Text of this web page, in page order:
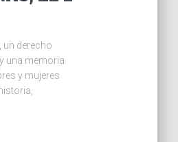
un derecho
una memoria
y mujeres